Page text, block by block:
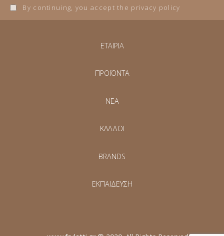
By continuing, you accept the privacy policy
ΕΤΑΙΡΙΑ
ΠΡΟΪΟΝΤΑ
NEA
ΚΛΑΔΟΙ
BRANDS
ΕΚΠΑΙΔΕΥΣΗ